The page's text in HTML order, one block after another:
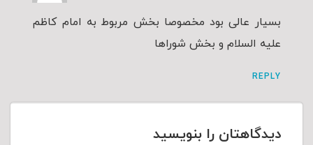
بسیار عالی بود مخصوصا بخش مربوط به امام کاظم
علیه السلام و بخش شوراها
REPLY
دیدگاهتان را بنویسید